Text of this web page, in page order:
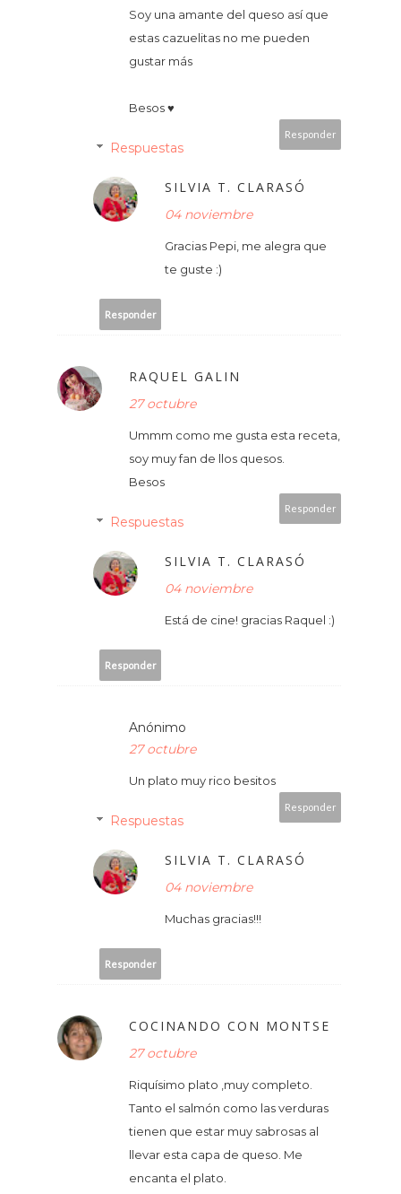
Soy una amante del queso así que
estas cazuelitas no me pueden
gustar más
Besos ♥
Responder
Respuestas
SILVIA T. CLARASÓ
04 noviembre
Gracias Pepi, me alegra que
te guste :)
Responder
RAQUEL GALIN
27 octubre
Ummm como me gusta esta receta,
soy muy fan de llos quesos.
Besos
Responder
Respuestas
SILVIA T. CLARASÓ
04 noviembre
Está de cine! gracias Raquel :)
Responder
Anónimo
27 octubre
Un plato muy rico besitos
Responder
Respuestas
SILVIA T. CLARASÓ
04 noviembre
Muchas gracias!!!
Responder
COCINANDO CON MONTSE
27 octubre
Riquísimo plato ,muy completo.
Tanto el salmón como las verduras
tienen que estar muy sabrosas al
llevar esta capa de queso. Me
encanta el plato.